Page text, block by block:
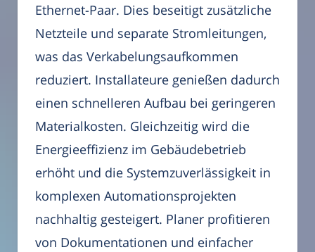
Ethernet-Paar. Dies beseitigt zusätzliche
Netzteile und separate Stromleitungen,
was das Verkabelungsaufkommen
reduziert. Installateure genießen dadurch
einen schnelleren Aufbau bei geringeren
Materialkosten. Gleichzeitig wird die
Energieeffizienz im Gebäudebetrieb
erhöht und die Systemzuverlässigkeit in
komplexen Automationsprojekten
nachhaltig gesteigert. Planer profitieren
von Dokumentationen und einfacher